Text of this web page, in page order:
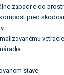
zapadne do
pred
stave